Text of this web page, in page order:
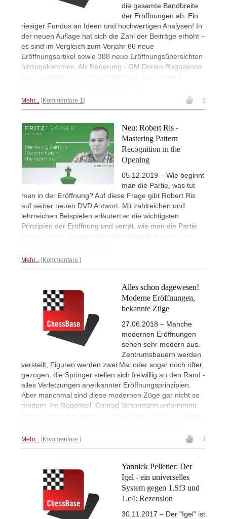
die gesamte Bandbreite
der Eröffnungen ab. Ein
riesiger Fundus an Ideen und hochwertigen Analysen! In
der neuen Auflage hat sich die Zahl der Beiträge erhöht –
es sind im Vergleich zum Vorjahr 66 neue
Eröffnungsartikel sowie 388 neue Eröffnungsübersichten
hinzugekommen. Als Neuerung - GM Dorian Rogozenco
Mehr... Kommentare 1 2
Neu: Robert Ris -
Mastering Pattern
Recognition in the
Opening
05.12.2019 – Wie beginnt
man die Partie, was tut
man in der Eröffnung? Auf diese Frage gibt Robert Ris
auf seiner neuen DVD Antwort. Mit zahlreichen und
lehrreichen Beispielen erläutert er die wichtigsten
Prinzipien der Eröffnung und verrät, wie man die Partie
gut und sicher beginnt ohne komplizierte theoretische
Mehr... Kommentare
Alles schon dagewesen!
Moderne Eröffnungen,
bekannte Züge
27.06.2018 – Manche
modernen Eröffnungen
sehen sehr modern aus.
Zentrumsbauern werden
verstellt, Figuren werden zwei Mal oder sogar noch öfter
gezogen, die Springer stellen sich freiwillig an den Rand -
alles Verletzungen anerkannter Eröffnungsprinzipien.
Aber manchmal sind diese modernen Züge gar nicht so
modern. Im Gegenteil. Conrad Schormann unternimmt
Mehr... Kommentare 3
Yannick Pelletier: Der
Igel - ein universelles
System gegen 1.Sf3 und
1.c4: Rezension
30.11.2017 – Der "Igel" ist